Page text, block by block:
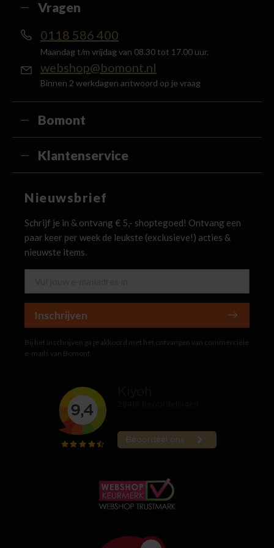
Vragen
0118 586 400
Maandag t/m vrijdag van 08.30 tot 17.00 uur.
webshop@bomont.nl
Binnen 2 werkdagen antwoord op je vraag
Bomont
Klantenservice
Nieuwsbrief
Schrijf je in & ontvang € 5,- shoptegoed! Ontvang een
paar keer per week de leukste (exclusieve!) acties &
nieuwste items.
Inschrijven
Bij het inschrijven ga je akkoord met het ontvangen van commerciële
e-mails van Bomont.